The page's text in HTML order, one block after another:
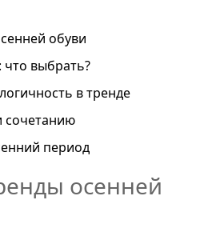
обуви
что выбрать?
в тренде
сочетанию
период
осенней